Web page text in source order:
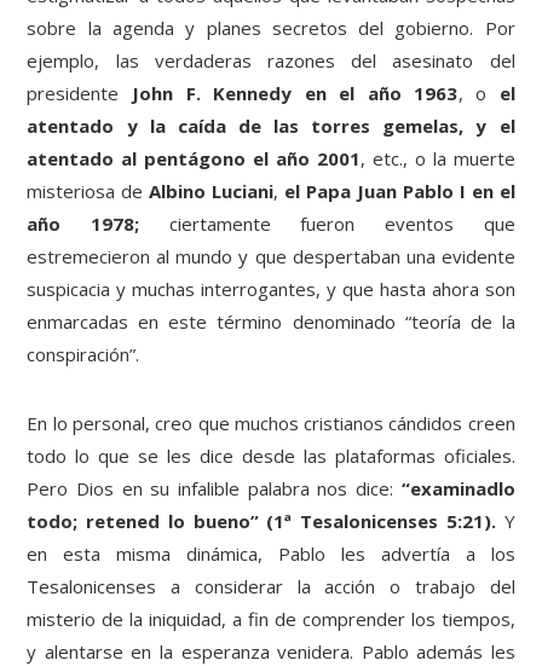
sobre la agenda y planes secretos del gobierno. Por
ejemplo, las verdaderas razones del asesinato del
presidente
John F. Kennedy en el año 1963, o el
atentado y la caída de las torres gemelas, y el
atentado al pentágono el año 2001, etc., o la muerte
misteriosa deAlbino Luciani, el Papa Juan Pablo I en el
año 1978; ciertamente fueron eventos que
estremecieron al mundo y que despertaban una evidente
suspicacia y muchas interrogantes, y que hasta ahora son
enmarcadas en este término denominado “teoría de la
conspiración”.
En lo personal, creo que muchos cristianos cándidos creen
todo lo que se les dice desde las plataformas oficiales.
Pero Dios en su infalible palabra nos dice: “examinadlo
todo; retened lo bueno” (1ª Tesalonicenses 5:21). Y
en esta misma dinámica, Pablo les advertía a los
Tesalonicenses a considerar la acción o trabajo del
misterio de la iniquidad, a fin de comprender los tiempos,
y alentarse en la esperanza venidera. Pablo además les